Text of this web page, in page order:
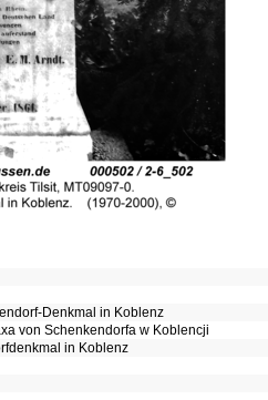
Denkmal in Koblenz
von Schenkendorfa w Koblencji
in Koblenz